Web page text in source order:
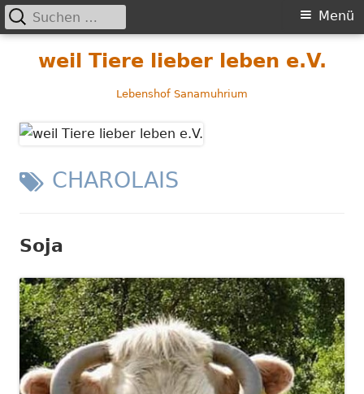
weil Tiere lieber leben e.V.
Lebenshof Sanamuhrium
Primäres
Menü
Menü
Suchen
nach:
SCHLAGWORT:
CHAROLAIS
Soja